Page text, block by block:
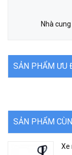
Nhà
SẢN PHẨM ƯU
SẢN PHẨM
Xe